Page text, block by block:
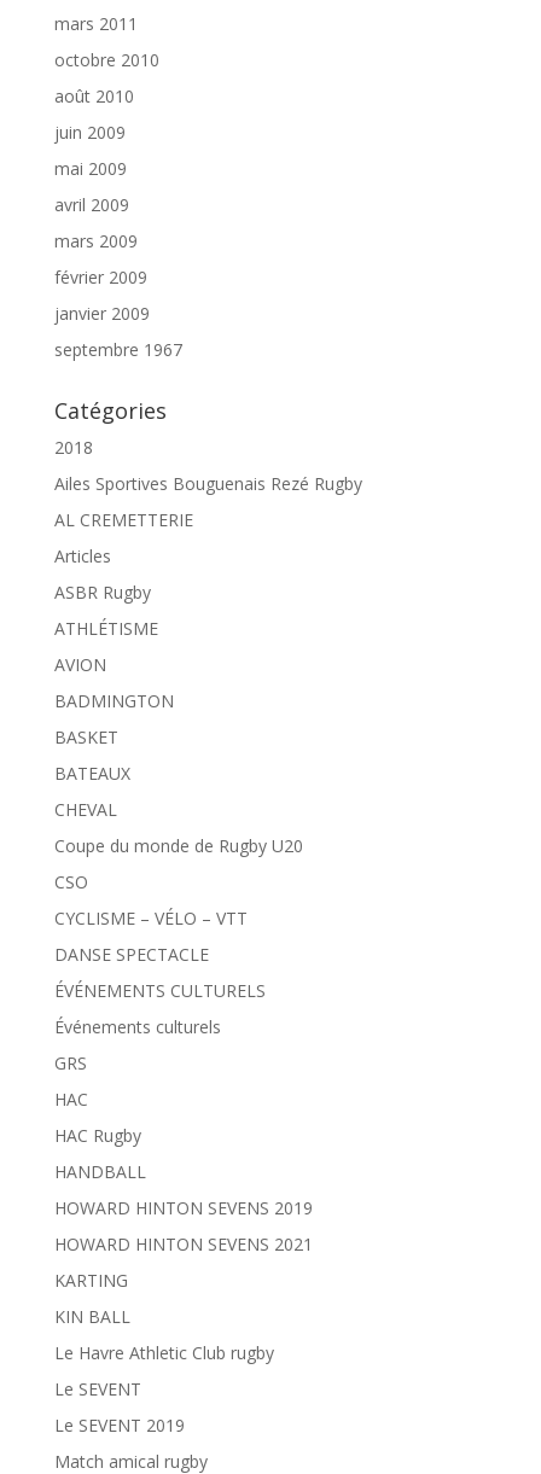
mars 2011
octobre 2010
août 2010
juin 2009
mai 2009
avril 2009
mars 2009
février 2009
janvier 2009
septembre 1967
Catégories
2018
Ailes Sportives Bouguenais Rezé Rugby
AL CREMETTERIE
Articles
ASBR Rugby
ATHLÉTISME
AVION
BADMINGTON
BASKET
BATEAUX
CHEVAL
Coupe du monde de Rugby U20
CSO
CYCLISME – VÉLO – VTT
DANSE SPECTACLE
ÉVÉNEMENTS CULTURELS
Événements culturels
GRS
HAC
HAC Rugby
HANDBALL
HOWARD HINTON SEVENS 2019
HOWARD HINTON SEVENS 2021
KARTING
KIN BALL
Le Havre Athletic Club rugby
Le SEVENT
Le SEVENT 2019
Match amical rugby